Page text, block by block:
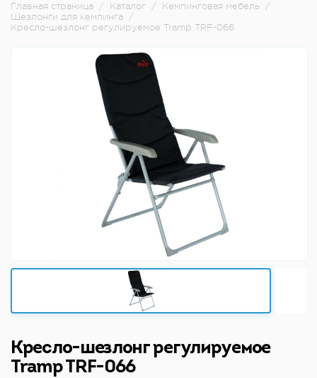
Главная страница / Каталог / Кемпинговая мебель
/
Шезлонги для кемпинга /
Кресло-шезлонг регулируемое Tramp TRF-066
Кресло-шезлонг регулируемое
Tramp TRF-066